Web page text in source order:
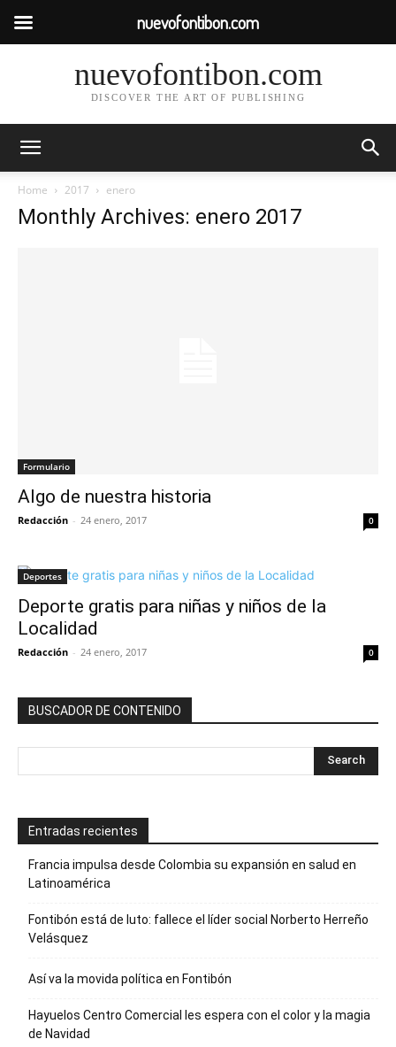
nuevofontibon.com
DISCOVER THE ART OF PUBLISHING
Home 2017 enero
Monthly Archives: enero 2017
Formulario
Algo de nuestra historia
Redacción - 24 enero, 2017 0
Deportes
Deporte gratis para niñas y niños de la
Localidad
Redacción - 24 enero, 2017 0
BUSCADOR DE CONTENIDO
Entradas recientes
Francia impulsa desde Colombia su expansión en salud en
Latinoamérica
Fontibón está de luto: fallece el líder social Norberto Herreño
Velásquez
Así va la movida política en Fontibón
Hayuelos Centro Comercial les espera con el color y la magia
de Navidad
nuevofontibon.com